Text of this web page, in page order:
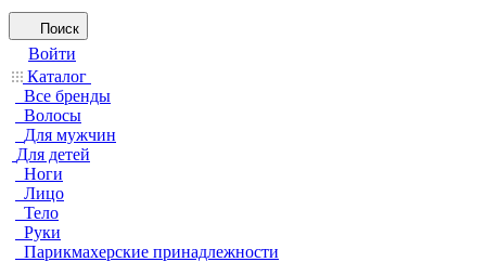
Поиск
Войти
Каталог
Все бренды
Волосы
Для мужчин
Для детей
Ноги
Лицо
Тело
Руки
Парикмахерские принадлежности